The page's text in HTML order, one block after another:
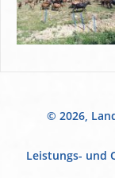
© 2026,
Leistungs- und